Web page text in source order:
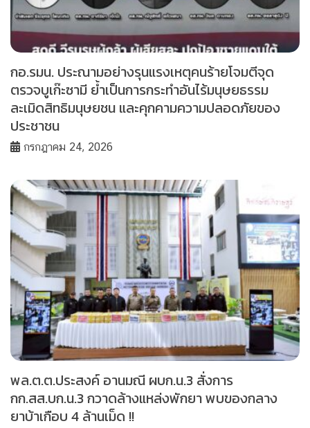
กอ.รมน. ประณามอย่างรุนแรงเหตุคนร้ายโจมตีจุด
ตรวจบูเก๊ะซามี ย้ำเป็นการกระทำอันไร้มนุษยธรรม
ละเมิดสิทธิมนุษยชน และคุกคามความปลอดภัยของ
ประชาชน
กรกฎาคม 24, 2026
พล.ต.ต.ประสงค์ อานมณี ผบก.น.3 สั่งการ
กก.สส.บก.น.3 กวาดล้างแหล่งพักยา พบของกลาง
ยาบ้าเกือบ 4 ล้านเม็ด !!